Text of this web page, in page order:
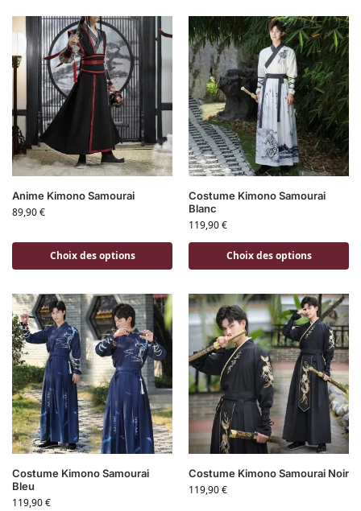
Anime Kimono Samourai
89,90€
Choix des options
Costume Kimono Samourai
Blanc
119,90€
Choix des options
Costume Kimono Samourai
Bleu
119,90€
Costume Kimono Samourai Noir
119,90€